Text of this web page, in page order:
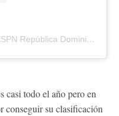
Una publicación compartida por ESPN República Dominicana🇩🇴 (@espn_do)
casi todo el año pero en
conseguir su clasificación